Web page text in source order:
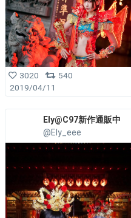
3020
540
2019/04/11
Ely@C97新作通販中
@Ely_eee